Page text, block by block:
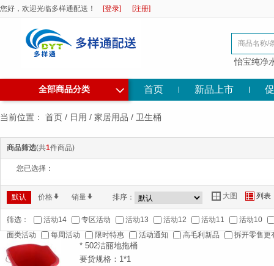
您好，欢迎光临多样通配送！ [登录] [注册]
怡宝纯净
全部商品分类 ◇ 首页 新品上市
当前位置： 首页 / 日用 / 家居用品 / 卫生桶
商品筛选(共1件商品)
您已选择：
默认 价格 * 销量* 排序： Y 大图 Z 列表
筛选： 活动14 专区活动 活动13 活动12 活动11
活动10
面类活动
每周活动 限时特惠 活动通知 高毛利新品 拆开零售更
* 502洁丽地拖桶
要货规格：1*1